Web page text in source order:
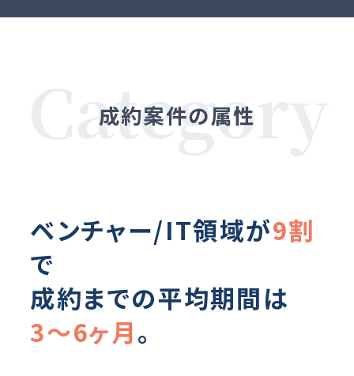
成約案件の属性
ベンチャー/IT領域が9割
で
成約までの平均期間は
3～6ヶ⽉。